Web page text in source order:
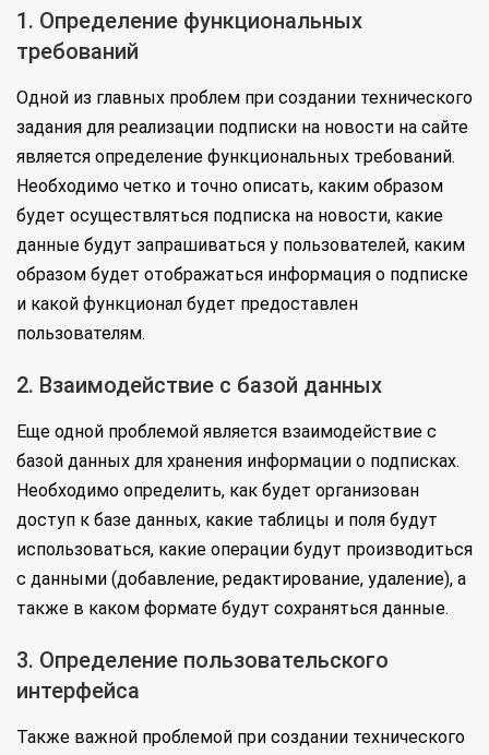
1. Определение функциональных
требований
Одной из главных проблем при создании технического
задания для реализации подписки на новости на сайте
является определение функциональных требований.
Необходимо четко и точно описать, каким образом
будет осуществляться подписка на новости, какие
данные будут запрашиваться у пользователей, каким
образом будет отображаться информация о подписке
и какой функционал будет предоставлен
пользователям.
2. Взаимодействие с базой данных
Еще одной проблемой является взаимодействие с
базой данных для хранения информации о подписках.
Необходимо определить, как будет организован
доступ к базе данных, какие таблицы и поля будут
использоваться, какие операции будут производиться
с данными (добавление, редактирование, удаление), а
также в каком формате будут сохраняться данные.
3. Определение пользовательского
интерфейса
Также важной проблемой при создании технического